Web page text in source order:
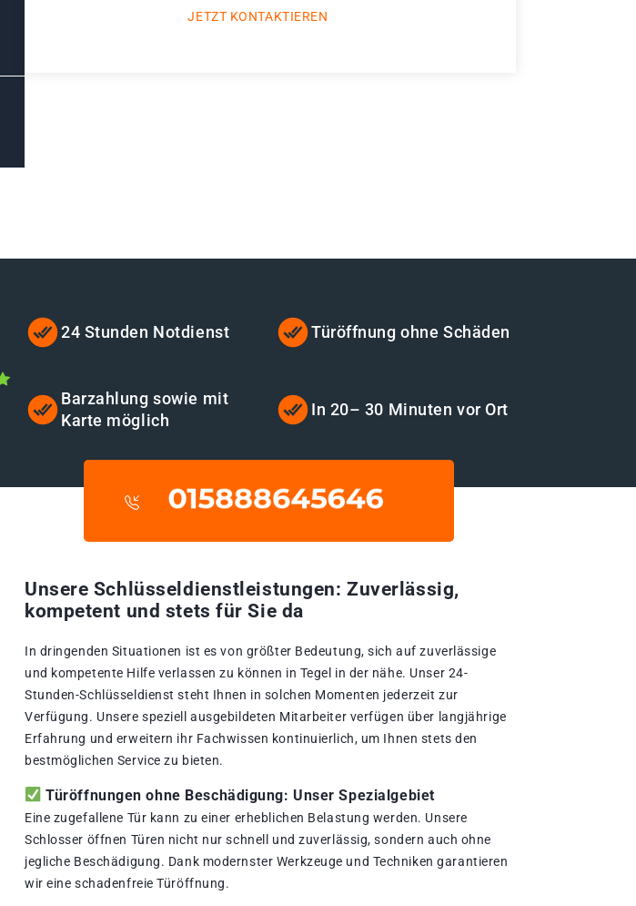
JETZT KONTAKTIEREN
24 Stunden Notdienst Türöffnung ohne Schäden
Barzahlung sowie mit
Karte möglich
In 20– 30 Minuten vor Ort
Unsere Schlüsseldienstleistungen: Zuverlässig,
kompetent und stets für Sie da
In dringenden Situationen ist es von größter Bedeutung, sich auf zuverlässige
und kompetente Hilfe verlassen zu können in Tegel in der nähe. Unser 24-
Stunden-Schlüsseldienst steht Ihnen in solchen Momenten jederzeit zur
Verfügung. Unsere speziell ausgebildeten Mitarbeiter verfügen über langjährige
Erfahrung und erweitern ihr Fachwissen kontinuierlich, um Ihnen stets den
bestmöglichen Service zu bieten.
Türöffnungen ohne Beschädigung: Unser Spezialgebiet
Eine zugefallene Tür kann zu einer erheblichen Belastung werden. Unsere
Schlosser öffnen Türen nicht nur schnell und zuverlässig, sondern auch ohne
jegliche Beschädigung. Dank modernster Werkzeuge und Techniken garantieren
wir eine schadenfreie Türöffnung.